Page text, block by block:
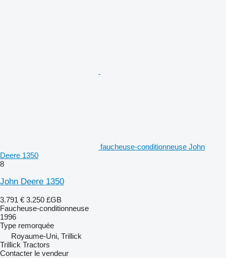
faucheuse-conditionneuse John
Deere 1350
8
John Deere 1350
3.791 € 3.250 £GB
Faucheuse-conditionneuse
1996
Type remorquée
Royaume-Uni, Trillick
Trillick Tractors
Contacter le vendeur